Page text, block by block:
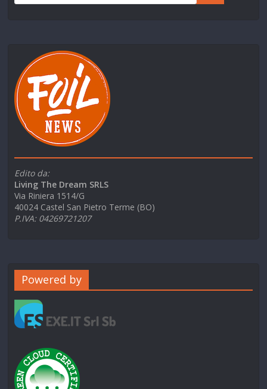
Edito da:
Living The Dream SRLS
Via Riniera 1514/G
40024 Castel San Pietro Terme (BO)
P.IVA: 04269721207
Powered by